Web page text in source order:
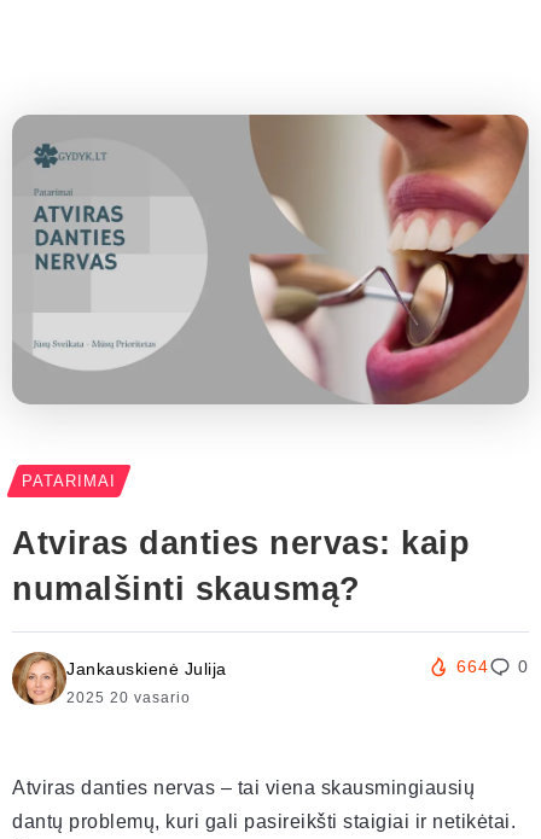
PATARIMAI
Atviras danties nervas: kaip
numalšinti skausmą?
Jankauskienė Julija
2025 20 vasario
664 0
Atviras danties nervas – tai viena skausmingiausių
dantų problemų, kuri gali pasireikšti staigiai ir netikėtai.